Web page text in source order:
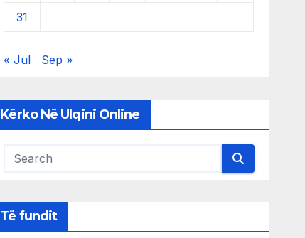
31
« Jul Sep »
Kërko Në Ulqini Online
Të fundit